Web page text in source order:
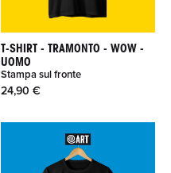
T-SHIRT - TRAMONTO - WOW -
UOMO
Stampa sul fronte
24,90 €